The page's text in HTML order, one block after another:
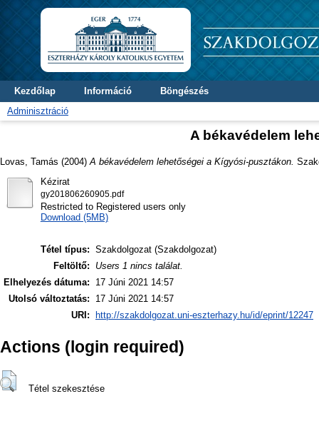
Kezdőlap Információ
Böngészés
Adminisztráció
A békavédelem
Lovas, Tamás (2004) A békavédelem lehetőségei a Kígyósi-pusztákon.
Kézirat
gy201806260905.pdf
Restricted to Registered users only
Download (5MB)
Tétel típus: Szakdolgozat (Szakdolgozat)
Feltöltő:
Users 1 nincs találat.
Elhelyezés dátuma:
17 Júni 2021 14:57
Utolsó változtatás:
17 Júni 2021 14:57
URI:
http://szakdolgozat.uni-eszterhazy.hu/id/eprint/12247
Actions (login required)
Tétel szekesztése